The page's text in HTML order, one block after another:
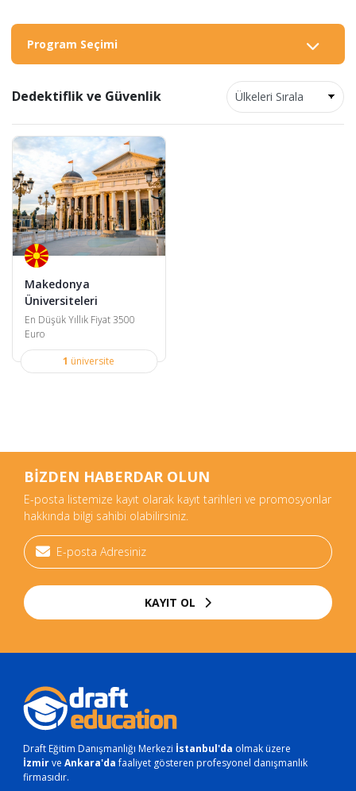
Program Seçimi
Dedektiflik ve Güvenlik
Makedonya
Üniversiteleri
En Düşük Yıllık Fiyat 3500
Euro
1 üniversite
BİZDEN HABERDAR OLUN
E-posta listemize kayıt olarak kayıt tarihleri ve promosyonlar
hakkında bilgi sahibi olabilirsiniz.
KAYIT OL
Draft Eğitim Danışmanlığı Merkezi İstanbul'da olmak üzere
İzmirve Ankara'dafaaliyet gösteren profesyonel danışmanlık
firmasıdır.